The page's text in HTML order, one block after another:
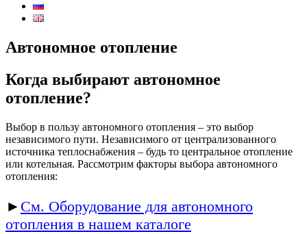
Автономное отопление
Когда выбирают автономное
отопление?
Выбор в пользу автономного отопления – это выбор
независимого пути. Независимого от централизованного
источника теплоснабжения – будь то центральное отопление
или котельная. Рассмотрим факторы выбора автономного
отопления:
► См. Оборудование для автономного
отопления в нашем каталоге